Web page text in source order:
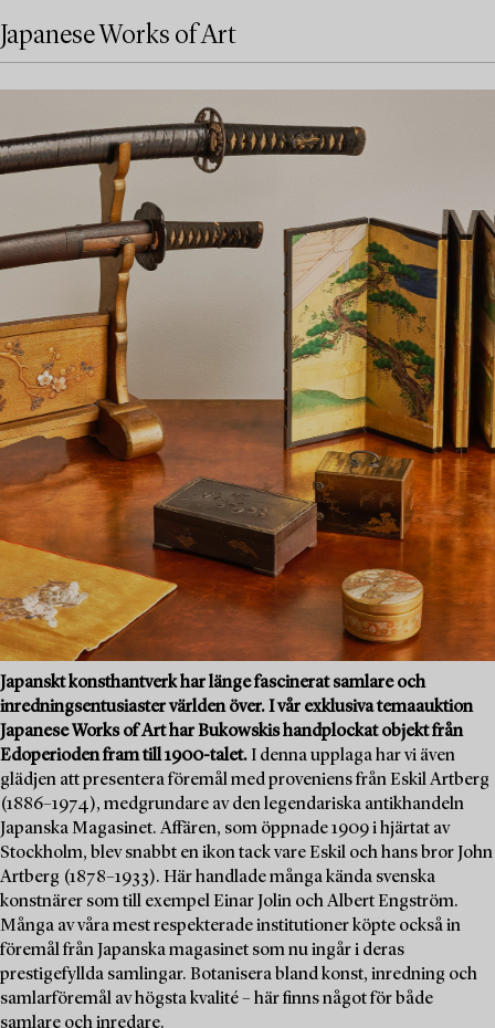
Japanese Works of Art
Japanskt konsthantverk har länge fascinerat samlare och
inredningsentusiaster världen över. I vår exklusiva temaauktion
Japanese Works of Art har Bukowskis handplockat objekt från
Edoperioden fram till 1900-talet. I denna upplaga har vi även
glädjen att presentera föremål med proveniens från Eskil Artberg
(1886–1974), medgrundare av den legendariska antikhandeln
Japanska Magasinet. Affären, som öppnade 1909 i hjärtat av
Stockholm, blev snabbt en ikon tack vare Eskil och hans bror John
Artberg (1878–1933). Här handlade många kända svenska
konstnärer som till exempel Einar Jolin och Albert Engström.
Många av våra mest respekterade institutioner köpte också in
föremål från Japanska magasinet som nu ingår i deras
prestigefyllda samlingar. Botanisera bland konst, inredning och
samlarföremål av högsta kvalité – här finns något för både
samlare och inredare.